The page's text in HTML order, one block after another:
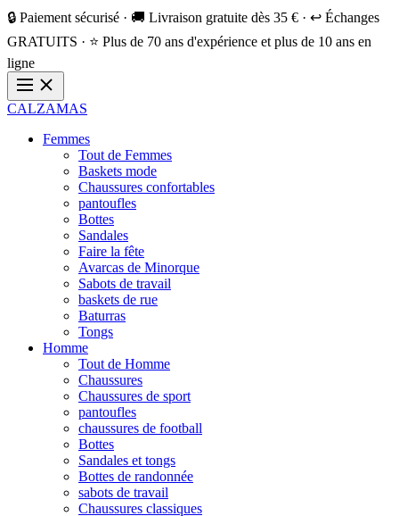
🔒 Paiement sécurisé · 🚚 Livraison gratuite dès 35 € · ↩️ Échanges
GRATUITS · ⭐ Plus de 70 ans d'expérience et plus de 10 ans en
ligne
CALZAMAS
Femmes
Tout de Femmes
Baskets mode
Chaussures confortables
pantoufles
Bottes
Sandales
Faire la fête
Avarcas de Minorque
Sabots de travail
baskets de rue
Baturras
Tongs
Homme
Tout de Homme
Chaussures
Chaussures de sport
pantoufles
chaussures de football
Bottes
Sandales et tongs
Bottes de randonnée
sabots de travail
Chaussures classiques